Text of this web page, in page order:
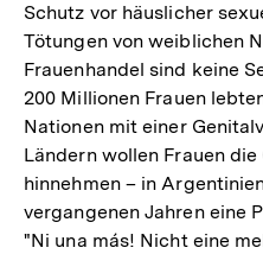
Schutz vor häuslicher
Tötungen von weiblichen
Frauenhandel sind keine
200 Millionen Frauen
Nationen mit einer
Ländern wollen Frauen
hinnehmen – in
vergangenen Jahren eine
"Ni una más! Nicht eine